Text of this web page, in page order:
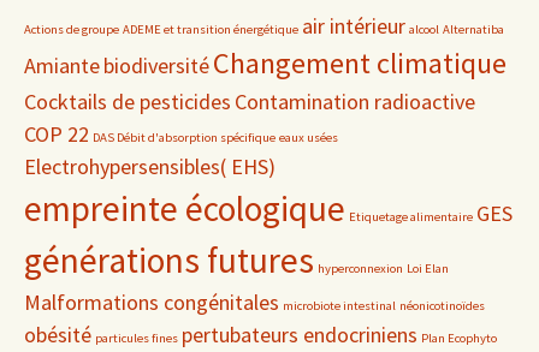
Actions de groupe ADEME et transition énergétique air intérieur alcool Alternatiba
AmiantebiodiversitéChangement climatique
Cocktails de pesticides Contamination radioactive
COP 22 DAS Débit d'absorption spécifique eaux usées
Electrohypersensibles( EHS)
empreinte écologique Etiquetage alimentaire GES
générations futures hyperconnexion Loi Elan
Malformations congénitales microbiote intestinal néonicotinoïdes
obésité particules fines pertubateurs endocriniens Plan Ecophyto